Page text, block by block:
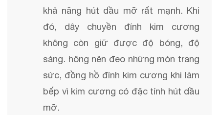
khả năng hút dầu mỡ rất mạnh. Khi
đó, dây chuyền đính kim cương
không còn giữ được độ bóng, độ
sáng. hông nên đeo những món trang
sức, đồng hồ đính kim cương khi làm
bếp vì kim cương có đặc tính hút dầu
mỡ.